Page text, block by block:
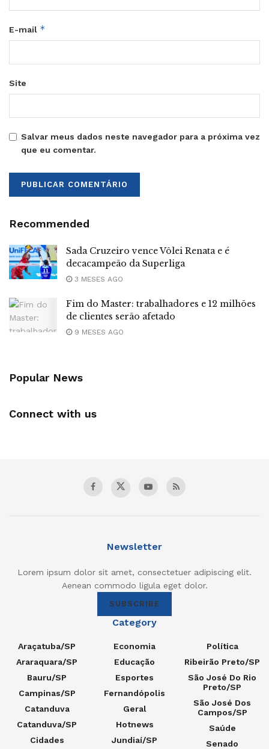
E-mail *
Site
Salvar meus dados neste navegador para a próxima vez
que eu comentar.
Recommended
Sada Cruzeiro vence Vôlei Renata e é
decacampeão da Superliga
3 MESES AGO
Fim do Master: trabalhadores e 12 milhões
de clientes serão afetado
9 MESES AGO
Popular News
Connect with us
Newsletter
Lorem ipsum dolor sit amet, consectetuer adipiscing elit.
Aenean commodo ligula eget dolor.
SUBSCRIBE
Category
Araçatuba/SP
Araraquara/SP
Bauru/SP
Campinas/SP
Catanduva
Catanduva/SP
Cidades
Economia
Educação
Esportes
Fernandópolis
Geral
Hotnews
Jundiaí/SP
Política
Ribeirão Preto/SP
São José Do Rio
Preto/SP
São José Dos
Campos/SP
Saúde
Senado